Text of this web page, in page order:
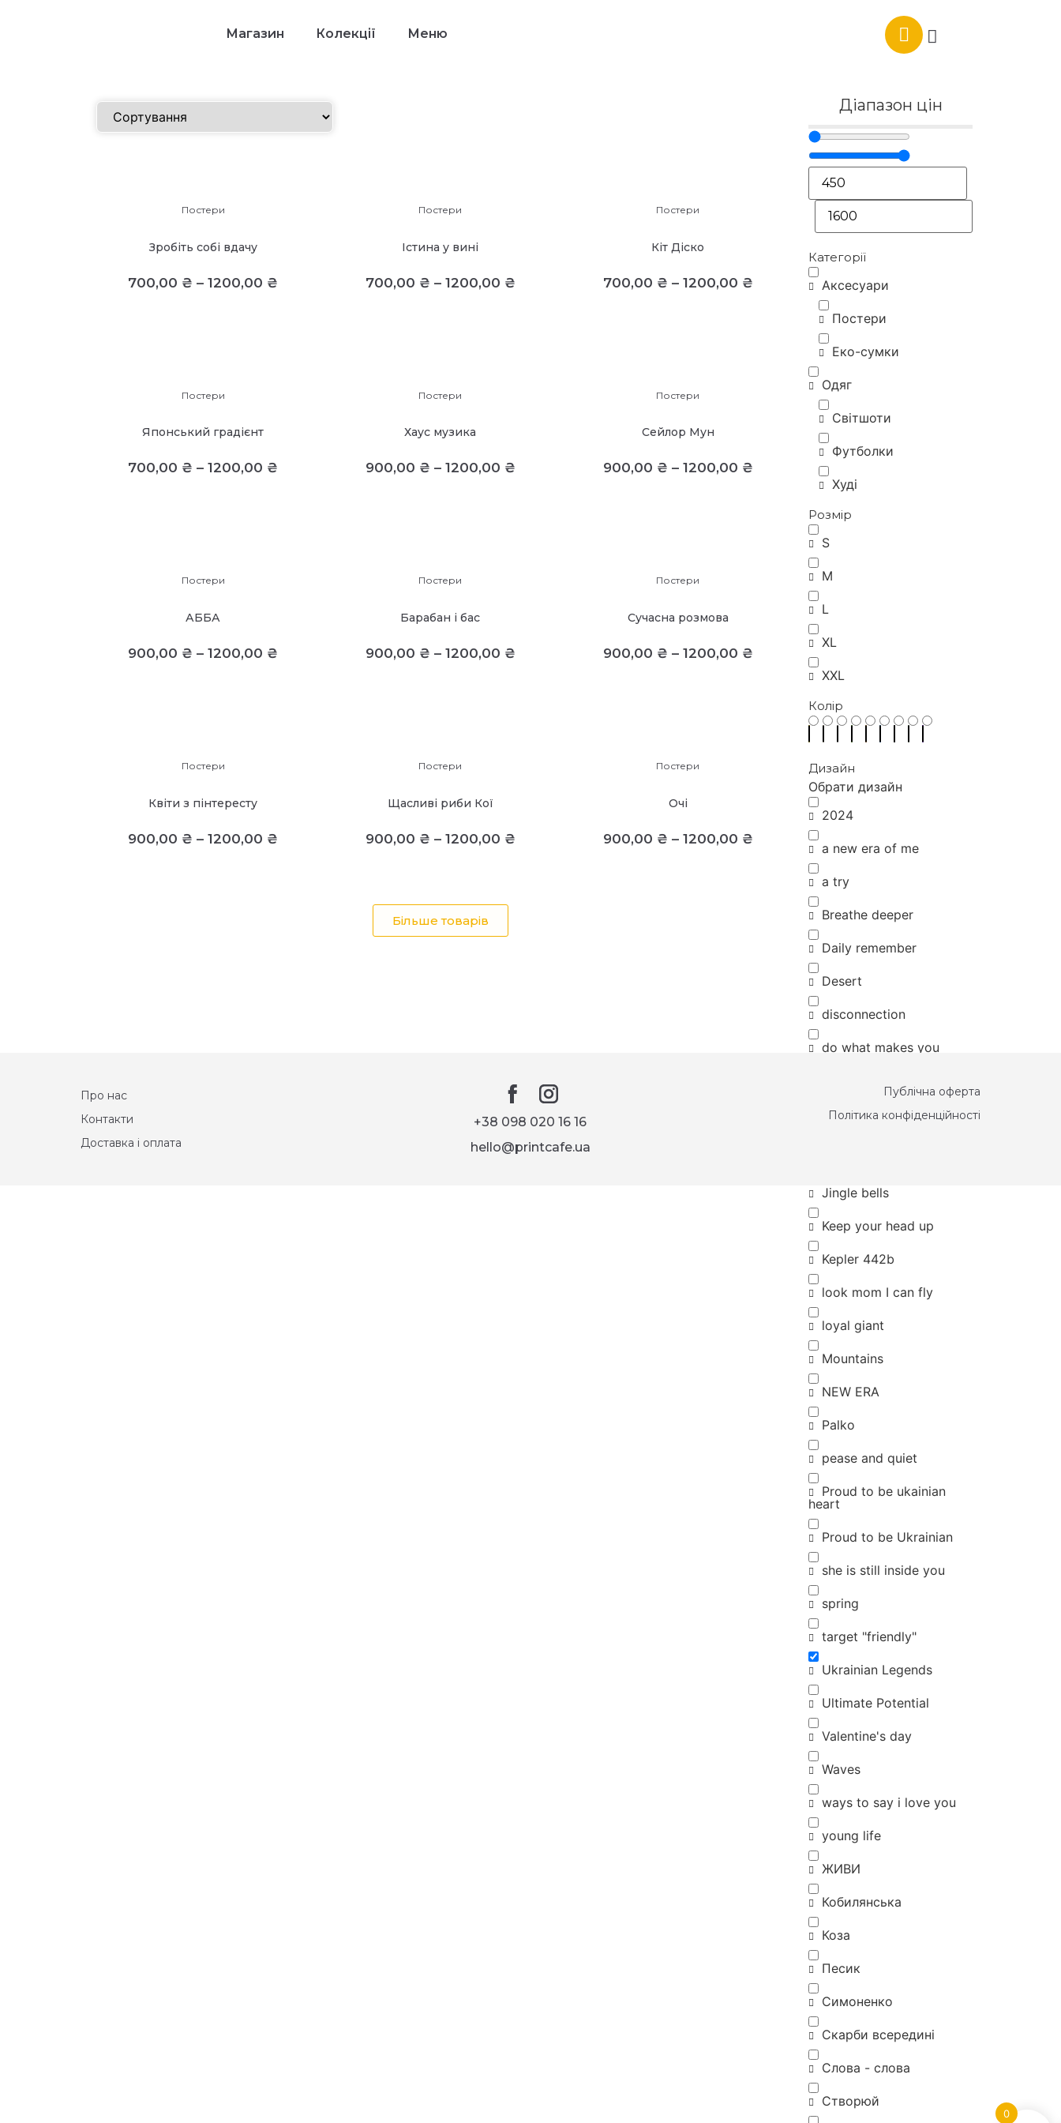
Магазин Колекції Меню
Постери
Зробіть собі вдачу
700,00 ₴ –1200,00 ₴
Постери
Істина у вині
700,00 ₴ – 1200,00 ₴
Постери
Кіт Діско
700,00 ₴ – 1200,00 ₴
Постери
Японський градієнт
700,00 ₴ –1200,00 ₴
Постери
Хаус музика
900,00 ₴ – 1200,00 ₴
Постери
Сейлор Мун
900,00 ₴ – 1200,00 ₴
Постери
АББА
900,00 ₴ –1200,00 ₴
Постери
Барабан і бас
900,00 ₴ – 1200,00 ₴
Постери
Сучасна розмова
900,00 ₴ – 1200,00 ₴
Постери
Квіти з пінтересту
900,00 ₴ –1200,00 ₴
Постери
Щасливі риби Кої
900,00 ₴ – 1200,00 ₴
Постери
Очі
900,00 ₴ – 1200,00 ₴
Більше товарів
Діапазон цін
Категорії
Аксесуари
Постери
Еко-сумки
Одяг
Світшоти
Футболки
Худі
Розмір
S
M
L
XL
XXL
Колір
Дизайн
Обрати дизайн
2024
a new era of me
a try
Breathe deeper
Daily remember
Desert
disconnection
do what makes you
Eco friendly
Jingle bells
Keep your head up
Kepler 442b
look mom I can fly
loyal giant
Mountains
NEW ERA
Palko
pease and quiet
Proud to be ukainian
heart
Proud to be Ukrainian
she is still inside you
spring
target "friendly"
Ukrainian Legends
Ultimate Potential
Valentine's day
Waves
ways to say i love you
young life
ЖИВИ
Кобилянська
Коза
Песик
Симоненко
Скарби всередині
Слова - слова
Створюй
Про нас
Контакти
Доставка і оплата
+38 098 020 16 16
hello@printcafe.ua
Публічна оферта
Політика конфіденційності
0